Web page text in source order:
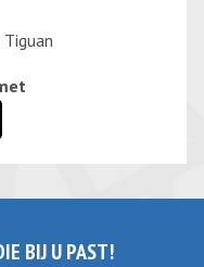
BIJ U PAST!